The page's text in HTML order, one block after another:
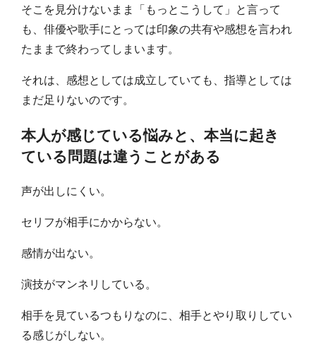
そこを見分けないまま「もっとこうして」と言って
も、俳優や歌手にとっては印象の共有や感想を言われ
たままで終わってしまいます。
それは、感想としては成立していても、指導としては
まだ足りないのです。
本人が感じている悩みと、本当に起き
ている問題は違うことがある
声が出しにくい。
セリフが相手にかからない。
感情が出ない。
演技がマンネリしている。
相手を見ているつもりなのに、相手とやり取りしてい
る感じがしない。